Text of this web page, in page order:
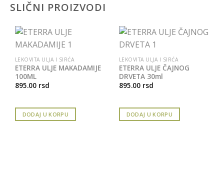
SLIČNI PROIZVODI
LEKOVITA ULJA I SIRĆA
ETERRA ULJE MAKADAMIJE
100ML
895.00 rsd
DODAJ U KORPU
LEKOVITA ULJA I SIRĆA
ETERRA ULJE ČAJNOG
DRVETA 30ml
895.00 rsd
DODAJ U KORPU